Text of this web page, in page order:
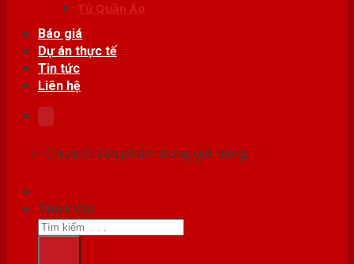
Tủ Quần Áo
Báo giá
Dự án thực tế
Tin tức
Liên hệ
Chưa có sản phẩm trong giỏ hàng.
Tìm kiếm: